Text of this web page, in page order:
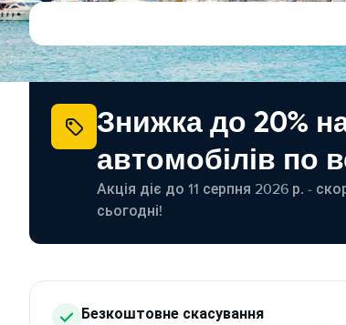
Знижка до 20%
автомобілів по
Акція діє до 11 серпня 2026 р. -
сьогодні!
Безкоштовне скасування